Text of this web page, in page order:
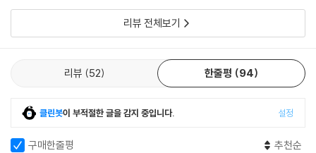
UNIT 17 일부러가 아니라 의도치 않은 실수였다고 할 때는 〉 I didn’t do i
CHAPTER 5 오해 방지 백신 표현
UNIT 2 피부가 하얗다는 칭찬이 아니라 기분 나쁘게 들리는 You look pa
UNIT 3 얼굴이 작다는 칭찬이 아니라 기분 나쁘게 들리는 You have a s
리뷰 전체보기
리뷰 52 한줄평 94
클린봇이 부적절한 글을 감지 중입니다. 설정
구매한줄평 추천순